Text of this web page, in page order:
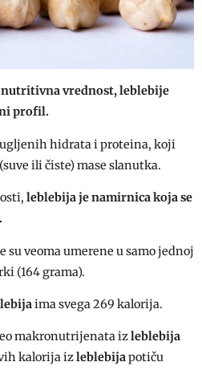
vrednost, leblebije
profil.
hidrata i proteina, koji
ili čiste) mase slanutka.
leblebija je namirnica koja se
su veoma umerene u samo jednoj
(164 grama).
ima svega 269 kalorija.
makronutrijenata izleblebija
kalorija izleblebijapotiču